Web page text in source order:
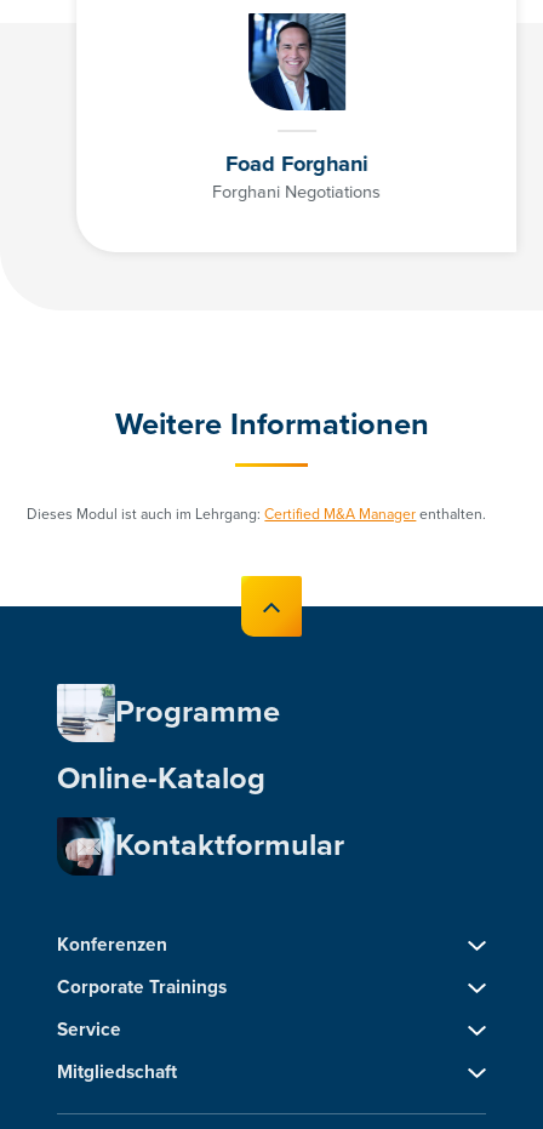
Foad Forghani
Forghani Negotiations
Weitere Informationen
Dieses Modul ist auch im Lehrgang:Certified M&A Manager enthalten.
Programme
Online-Katalog
Kontaktformular
Konferenzen
Corporate Trainings
Service
Mitgliedschaft